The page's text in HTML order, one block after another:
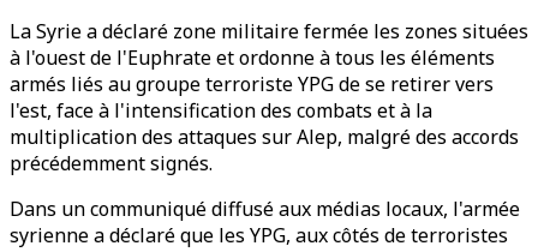
La Syrie a déclaré zone militaire fermée les zones situées
à l'ouest de l'Euphrate et ordonne à tous les éléments
armés liés au groupe terroriste YPG de se retirer vers
l'est, face à l'intensification des combats et à la
multiplication des attaques sur Alep, malgré des accords
précédemment signés.
Dans un communiqué diffusé aux médias locaux, l'armée
syrienne a déclaré que les YPG, aux côtés de terroristes